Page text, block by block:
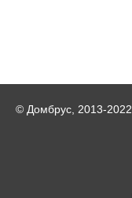
© Домбрус, 2013-2022